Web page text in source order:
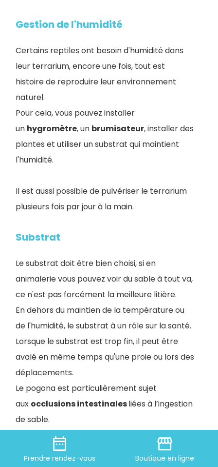
Gestion de l'humidité
Certains reptiles ont besoin d'humidité dans
leur terrarium, encore une fois, tout est
histoire de reproduire leur environnement
naturel.
Pour cela, vous pouvez installer
un hygromètre, un brumisateur, installer des
plantes et utiliser un substrat qui maintient
l'humidité.
Il est aussi possible de pulvériser le terrarium
plusieurs fois par jour à la main.
Substrat
Le substrat doit être bien choisi, si en
animalerie vous pouvez voir du sable à tout va,
ce n'est pas forcément la meilleure litière.
En dehors du maintien de la température ou
de l'humidité, le substrat à un rôle sur la santé.
Lorsque le substrat est trop fin, il peut être
avalé en même temps qu'une proie ou lors des
déplacements.
Le pogona est particulièrement sujet
aux occlusions intestinalesliées à l’ingestion
de sable.
Rampes, cabanes et autres
accessoires
date_range
Prendre rendez-vous
storefront
Boutique en ligne